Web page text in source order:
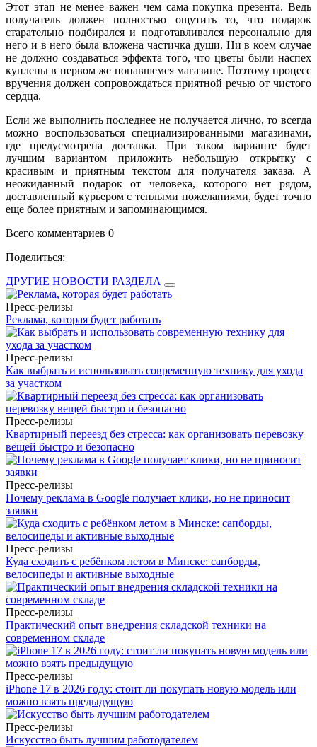
Этот этап не менее важен чем сама покупка презента. Ведь
получатель должен полностью ощутить то, что подарок
старательно подбирался и подготавливался персонально для
него и в него была вложена частичка души. Ни в коем случае
не должно создаваться эффекта того, что цветы были наспех
куплены в первом же попавшемся магазине. Поэтому процесс
вручения должен сопровождаться приятной речью от чистого
сердца.
Если же выполнить последнее не получается лично, то всегда
можно воспользоваться специализированными магазинами,
где предусмотрена доставка. При таком варианте будет
лучшим вариантом приложить небольшую открытку с
красивым и приятным текстом для получателя заказа. А
неожиданный подарок от человека, которого нет рядом,
доставленный курьером с теплыми пожеланиями, будет точно
еще более приятным и запоминающимся.
Всего комментариев 0
Поделиться:
ДРУГИЕ НОВОСТИ РАЗДЕЛА
Пресс-релизы
Реклама, которая будет работать
Пресс-релизы
Как выбрать и использовать современную технику для ухода
за участком
Пресс-релизы
Квартирный переезд без стресса: как организовать перевозку
вещей быстро и безопасно
Пресс-релизы
Почему реклама в Google получает клики, но не приносит
заявки
Пресс-релизы
Куда сходить с ребёнком летом в Минске: сапборды,
велосипеды и активные выходные
Пресс-релизы
Практический опыт внедрения складской техники на
современном складе
Пресс-релизы
iPhone 17 в 2026 году: стоит ли покупать новую модель или
можно взять предыдущую
Пресс-релизы
Искусство быть лучшим работодателем